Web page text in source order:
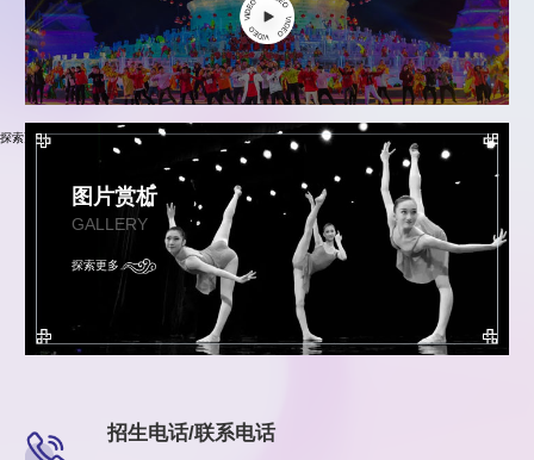
探索更多
图片赏析
GALLERY
探索更多
招生电话/联系电话